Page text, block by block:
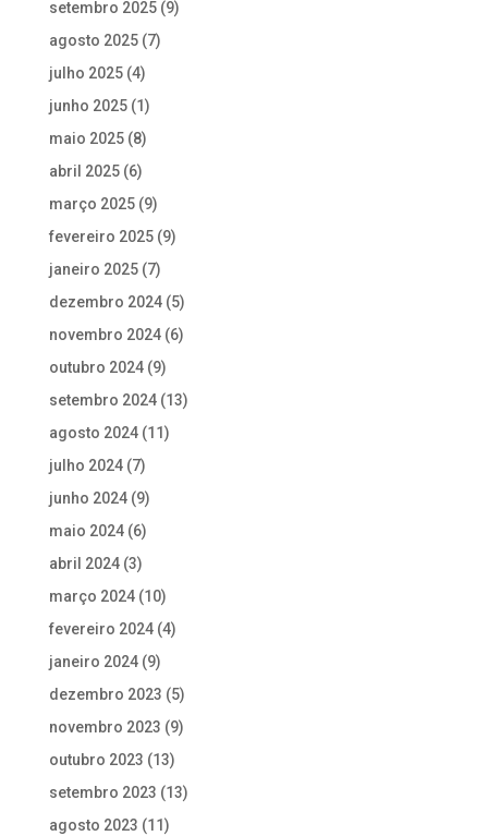
setembro 2025(9)
agosto 2025(7)
julho 2025(4)
junho 2025(1)
maio 2025(8)
abril 2025(6)
março 2025(9)
fevereiro 2025(9)
janeiro 2025(7)
dezembro 2024(5)
novembro 2024(6)
outubro 2024(9)
setembro 2024(13)
agosto 2024(11)
julho 2024(7)
junho 2024(9)
maio 2024(6)
abril 2024(3)
março 2024(10)
fevereiro 2024(4)
janeiro 2024(9)
dezembro 2023 (5)
novembro 2023 (9)
outubro 2023 (13)
setembro 2023 (13)
agosto 2023 (11)